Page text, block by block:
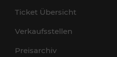
Ticket Übersicht
Verkaufsstellen
Preisarchiv